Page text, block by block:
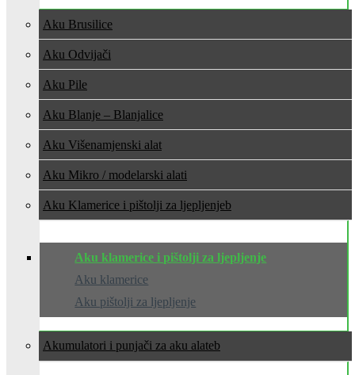
Aku Brusilice
Aku Odvijači
Aku Pile
Aku Blanje – Blanjalice
Aku Višenamjenski alat
Aku Mikro / modelarski alati
Aku Klamerice i pištolji za ljepljenje
Aku klamerice i pištolji za ljepljenje
Aku klamerice
Aku pištolji za ljepljenje
Akumulatori i punjači za aku alate